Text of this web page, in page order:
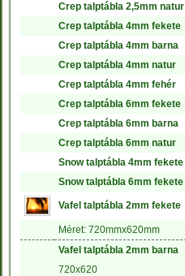
Crep talptábla 2,5mm natur
Crep talptábla 4mm fekete
Crep talptábla 4mm barna
Crep talptábla 4mm natur
Crep talptábla 4mm fehér
Crep talptábla 6mm fekete
Crep talptábla 6mm barna
Crep talptábla 6mm natur
Snow talptábla 4mm fekete
Snow talptábla 6mm fekete
Vafel talptábla 2mm fekete
Méret: 720mmx620mm
Vafel talptábla 2mm barna
720x620